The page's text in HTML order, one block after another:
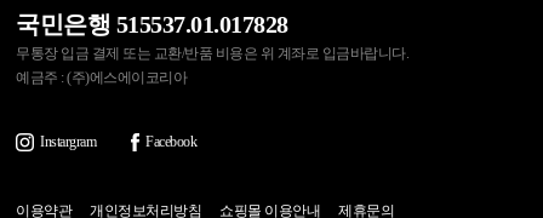
국민은행 515537.01.017828
무통장 입금 결제 또는 교환/반품 비용은 위 계좌로 입금바랍니다.
예금주 : (주)에스에이코리아
Instargram Facebook
이용약관 개인정보처리방침 쇼핑몰 이용안내 제휴문의